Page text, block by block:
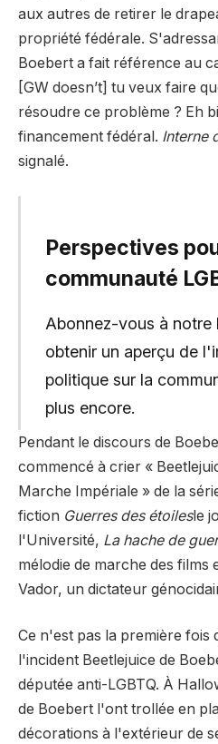
aux autres de retirer le
propriété fédérale.
Boebert a fait référence au
[GW doesn’t] tu veux faire
résoudre ce problème ? Eh
financement fédéral. Interne
signalé.
Perspectives
communauté
Abonnez-vous à notre
obtenir un aperçu de
politique sur la
plus encore.
Pendant le discours de
commencé à crier «
Marche Impériale » de la
fiction Guerres des étoilesle
l'Université, La hache de
mélodie de marche des films
Vador, un dictateur
Ce n'est pas la première fois
l'incident Beetlejuice de
députée anti-LGBTQ. À
de Boebert l'ont trollée en
décorations à l'extérieur de